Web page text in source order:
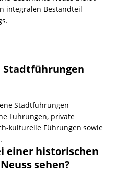
integralen Bestandteil
Stadtführungen
Stadtführungen
Führungen, private
kulturelle Führungen sowie
einer historischen
sehen?